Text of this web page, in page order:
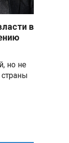
в
но не
страны